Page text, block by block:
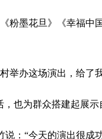
粉墨花旦》《幸福
举办这场演出，给
也为群众搭建起展
：“今天的演出很